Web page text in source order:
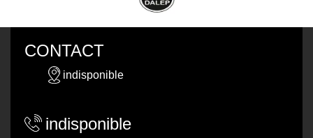
CONTACT
indisponible
indisponible